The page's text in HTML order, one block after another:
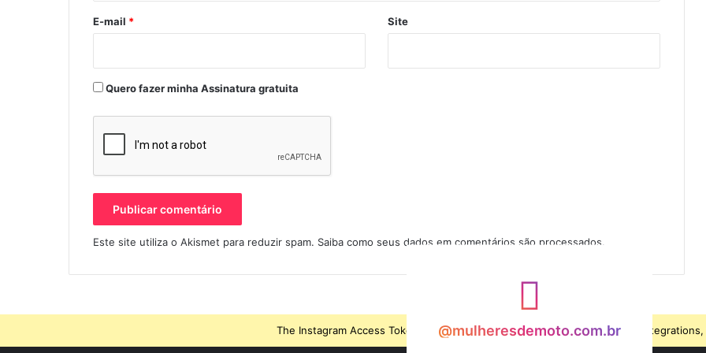
*
E-mail * Site
Quero fazer minha Assinatura gratuita
Este site utiliza o Akismet para reduzir spam. Saiba como seus dados em comentários são processados.
@mulheresdemoto.com.br
The Instagram Access Token is expired, Go to the Theme options page >